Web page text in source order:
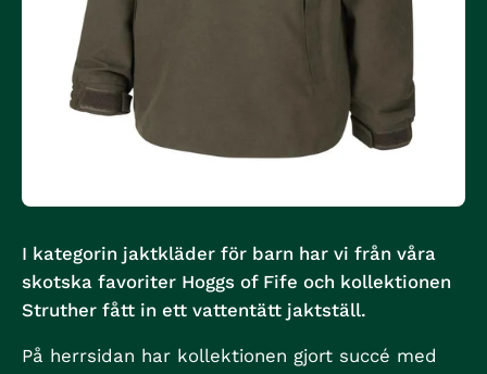
I kategorin jaktkläder för barn har vi från våra
skotska favoriter Hoggs of Fife och kollektionen
Struther fått in ett vattentätt jaktställ.
På herrsidan har kollektionen gjort succé med